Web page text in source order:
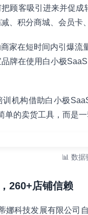
顾客吸引进来并促
、积分商城、会员卡
家在短时间内引爆流
牌在使用白小极
机构借助白小极
单的卖货工具，而是一
📊 数据
260+店铺信赖
娜科技发展有限公司